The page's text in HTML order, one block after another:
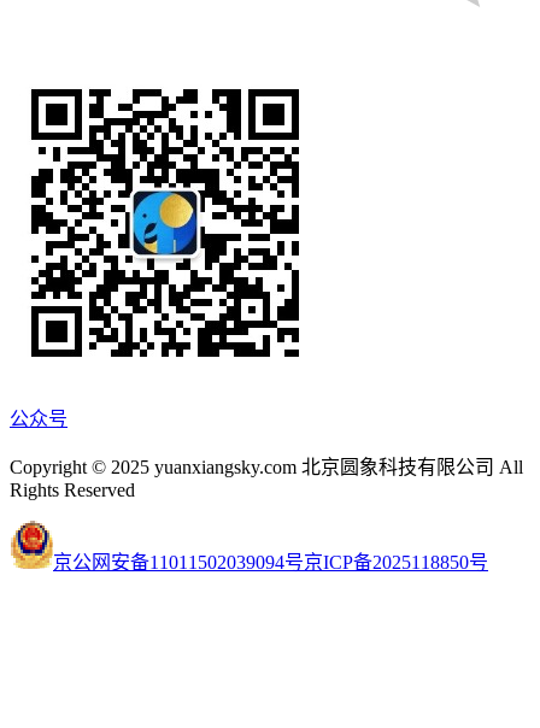
公众号
Copyright © 2025 yuanxiangsky.com 北京圆象科技有限公司 All
Rights Reserved
京公网安备11011502039094号京ICP备2025118850号